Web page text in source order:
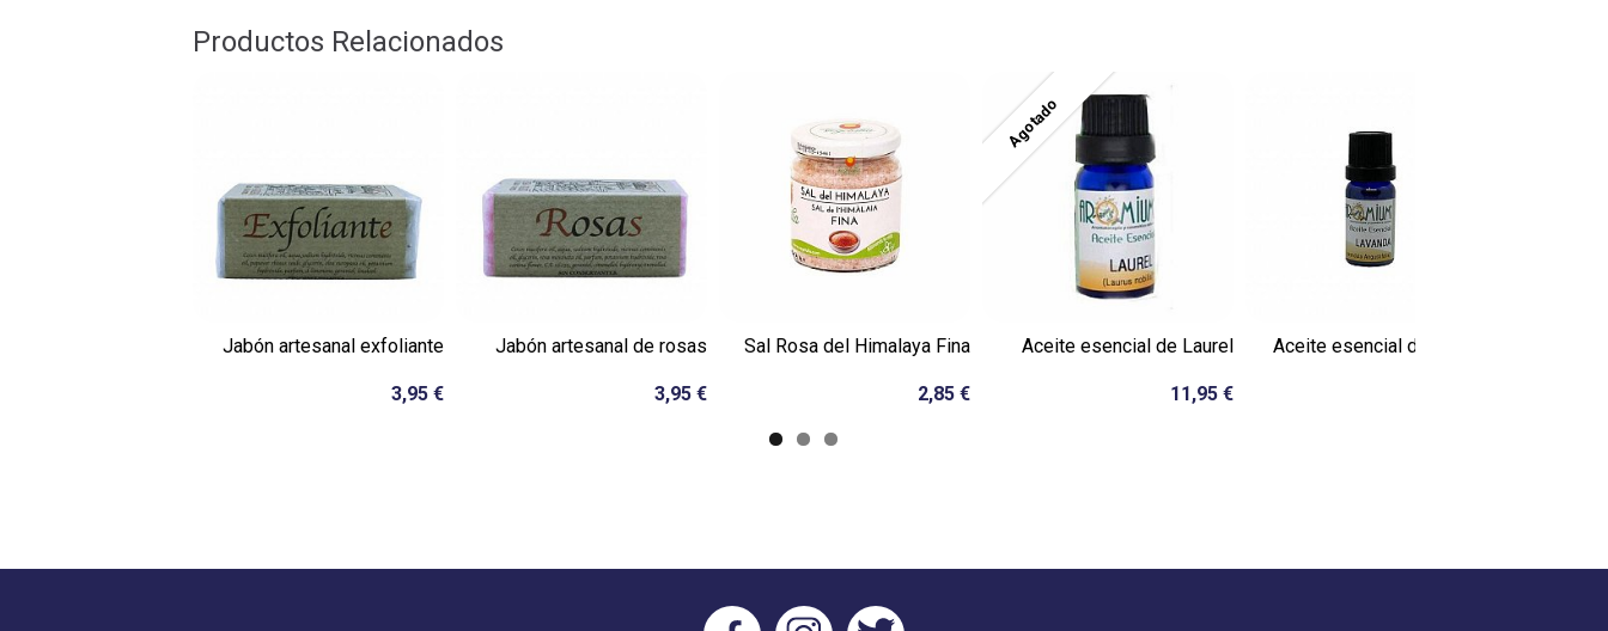
Productos Relacionados
Jabón artesanal exfoliante
3,95 €
Jabón artesanal de rosas
3,95 €
Sal Rosa del Himalaya Fina
2,85 €
Agotado
Aceite esencial de Laurel
11,95 €
Aceite esencial de lavanda